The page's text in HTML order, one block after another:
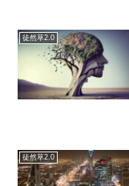
徒然草2.0
徒然草2.0